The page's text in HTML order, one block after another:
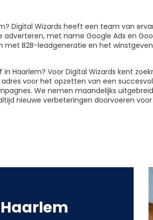
Digital Wizards heeft een team van
met name Google Ads en
B2B-leadgeneratie en het
Haarlem? Voor Digital Wizards kent
voor het opzetten van een
We nemen maandelijks
nieuwe verbeteringen doorvoeren voor